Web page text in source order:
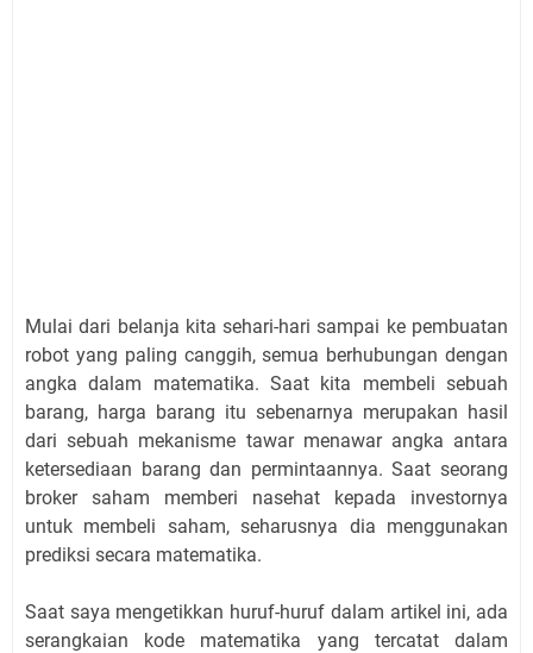
Mulai dari belanja kita sehari-hari sampai ke pembuatan
robot yang paling canggih, semua berhubungan dengan
angka dalam matematika. Saat kita membeli sebuah
barang, harga barang itu sebenarnya merupakan hasil
dari sebuah mekanisme tawar menawar angka antara
ketersediaan barang dan permintaannya. Saat seorang
broker saham memberi nasehat kepada investornya
untuk membeli saham, seharusnya dia menggunakan
prediksi secara matematika.
Saat saya mengetikkan huruf-huruf dalam artikel ini, ada
serangkaian kode matematika yang tercatat dalam